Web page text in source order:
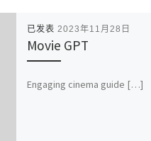
已发表 2023年11月28日
Movie GPT
Engaging cinema guide […]